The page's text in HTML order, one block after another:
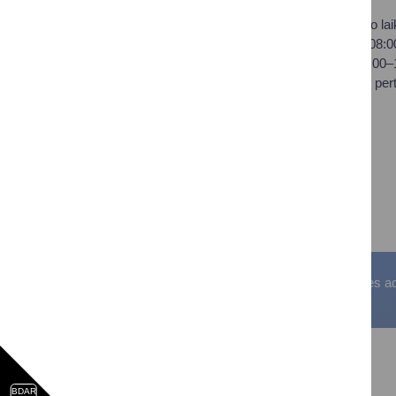
BDAR
Darbo
I–IV
V
Pietų
Visos teisės saugomos. © Druskininkų savivaldybės